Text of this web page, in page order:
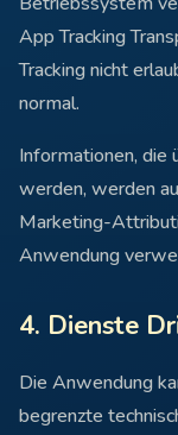
App Tracking
Tracking nicht
normal.
Informationen,
werden, werden
Marketing-
Anwendung
4. Dienste
Die Anwendung
begrenzte